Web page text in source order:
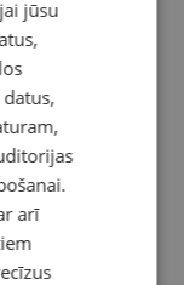
jūsu
arī